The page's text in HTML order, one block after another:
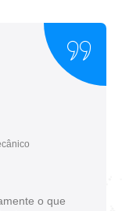
o que